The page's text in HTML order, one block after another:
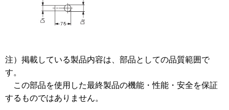
注）掲載している製品内容は、部品としての品質範囲で
す。
この部品を使用した最終製品の機能・性能・安全を保証
するものではありません。